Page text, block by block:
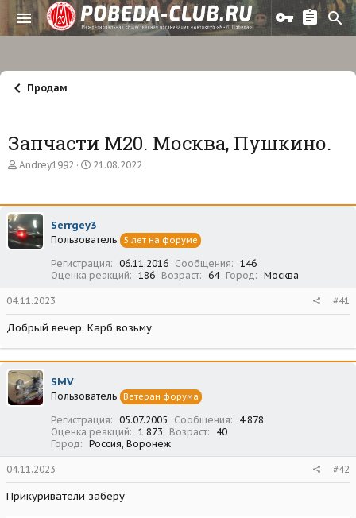
Продам
Запчасти М20. Москва, Пушкино.
А
о
р
т
е
Andrey1992
Д
а
а
ч
л
а
21.08.2022
Serrgey3
Пользователь 5 лет на форуме
Регистрация 06.11.2016 Сообщения
146
Оценка реакций
186 Возраст 64 Город Москва
04.11.2023 #41
Добрый вечер. Карб возьму
SMV
Пользователь Ветеран форума
Регистрация 05.07.2005 Сообщения
4 878
Оценка реакций
1 873 Возраст
40
Город
Россия, Воронеж
04.11.2023 #42
Прикуриватели заберу